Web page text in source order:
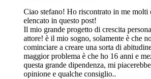
Ciao stefano! Ho riscontrato in me molti
elencato in questo post!
Il mio grande progetto di crescita
attore! è il mio sogno, solamente è che
cominciare a creare una sorta di
maggior problema è che ho 16 anni e
questa grande dipendenza, mi
opinione e qualche consiglio..